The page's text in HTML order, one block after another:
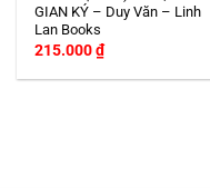
GIAN KÝ – Duy Văn – Linh
Lan Books
215.000₫